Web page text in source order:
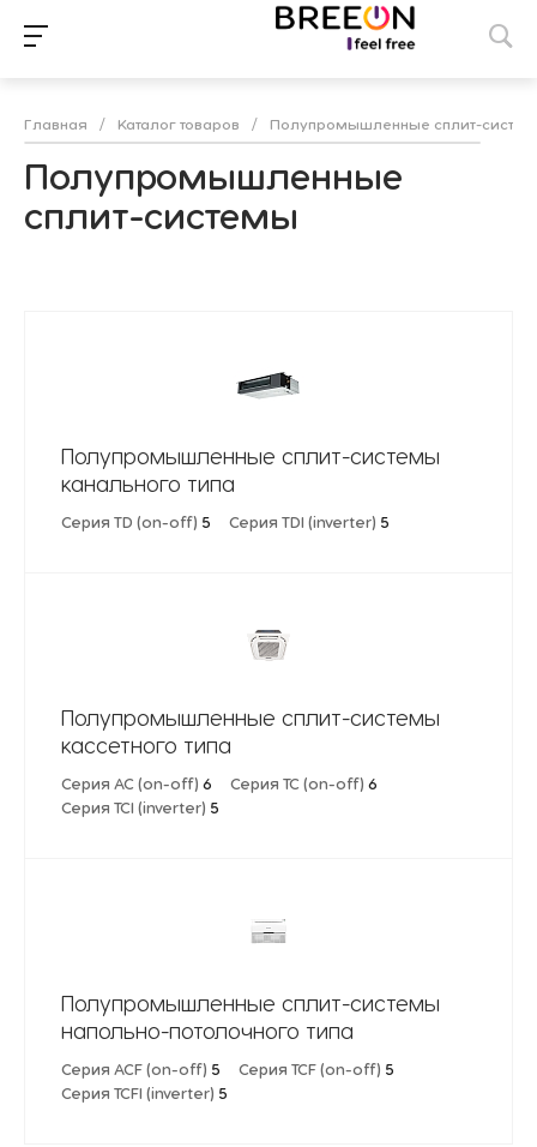
Главная / Каталог товаров / Полупромышленные сплит-
Полупромышленные
сплит-системы
Полупромышленные сплит-системы
канального типа
Серия TD (on-off) 5 Серия TDI (inverter) 5
Полупромышленные сплит-системы
кассетного типа
Серия AC (on-off) 6 Серия TC (on-off) 6
Серия TCI (inverter) 5
Полупромышленные сплит-системы
напольно-потолочного типа
Серия ACF (on-off) 5 Серия TCF (on-off) 5
Серия TCFI (inverter) 5